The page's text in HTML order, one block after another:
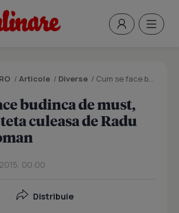
/ Articole / Diverse / Cum se face budinca de must, dupa o reteta culeasa de Radu Anton Roman
budinca de must,
culeasa de Radu
00:00
Distribuie